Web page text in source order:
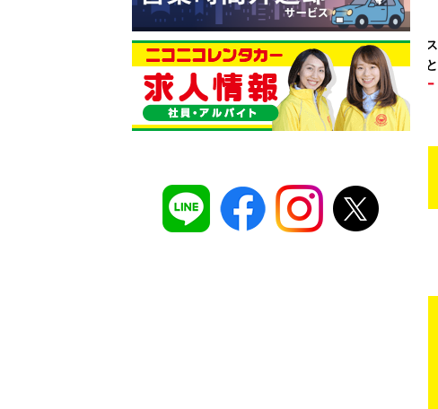
コスパ最強！ 12時間 2,525円〜
安さのヒミツは、ムダのない仕組み。ガソリンス
タンドや整備工場の既存インフラを活用すること
でコストを削減し、12時間2,525円～という
リー
ズナブルな価格を実現しています。